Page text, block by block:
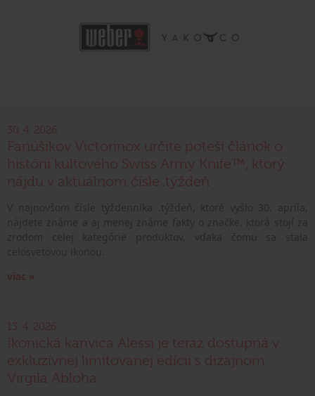
30. 4. 2026
Fanúšikov Victorinox určite poteší článok o
histórii kultového Swiss Army Knife™, ktorý
nájdu v aktuálnom čísle .týždeň
viac »
13. 4. 2026
Ikonická kanvica Alessi je teraz dostupná v
exkluzívnej limitovanej edícii s dizajnom
Virgila Abloha